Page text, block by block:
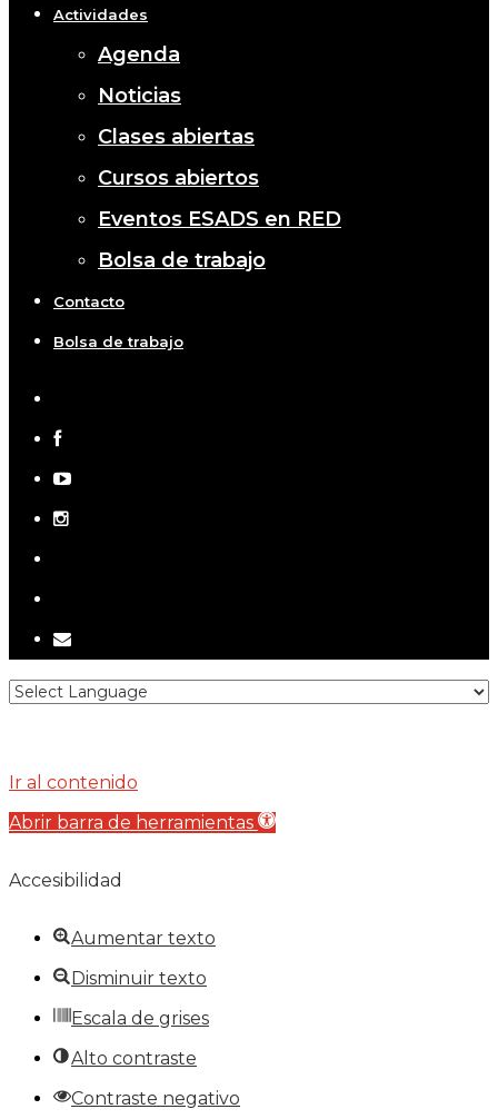
Actividades
Agenda
Noticias
Clases abiertas
Cursos abiertos
Eventos ESADS en RED
Bolsa de trabajo
Contacto
Bolsa de trabajo
twitter
facebook
youtube
instagram
email
Ir al contenido
Abrir barra de herramientas
Accesibilidad
Aumentar texto
Disminuir texto
Escala de grises
Alto contraste
Contraste negativo